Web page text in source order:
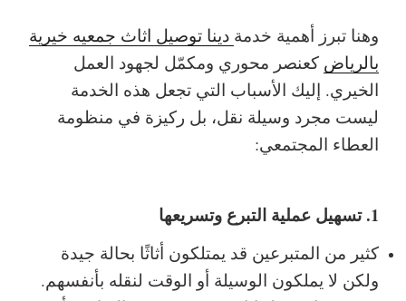
وهنا تبرز أهمية خدمة دينا توصيل اثاث جمعيه خيرية
بالرياض كعنصر محوري ومكمّل لجهود العمل
الخيري. إليك الأسباب التي تجعل هذه الخدمة
ليست مجرد وسيلة نقل، بل ركيزة في منظومة
العطاء المجتمعي:
1. تسهيل عملية التبرع وتسريعها
كثير من المتبرعين قد يمتلكون أثاثًا بحالة جيدة
ولكن لا يملكون الوسيلة أو الوقت لنقله بأنفسهم.